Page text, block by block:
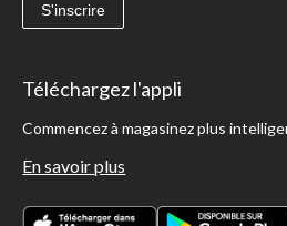
S'inscrire
Téléchargez l'appli
Commencez à magasinez plus
En savoir plus